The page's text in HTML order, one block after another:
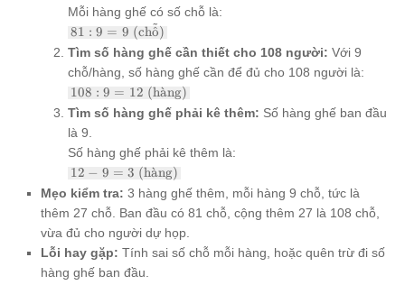
Mỗi hàng ghế có số chỗ là:
81 : 9
= 9
\text{
(chỗ)}
81 : 9 = 9 (cho
ˆ
˜)
Tìm số hàng ghế cần thiết cho 108 người: Với 9
chỗ/hàng, số hàng ghế cần để đủ cho 108 người là:
108 : 9
= 12
\text{
(hàng)}
108 : 9 = 12 (ha
ˋng)
Tìm số hàng ghế phải kê thêm: Số hàng ghế ban đầu
là 9.
Số hàng ghế phải kê thêm là:
12 - 9
= 3
\text{
(hàng)}
12 − 9 = 3 (ha
ˋng)
Mẹo kiểm tra: 3 hàng ghế thêm, mỗi hàng 9 chỗ, tức là
thêm 27 chỗ. Ban đầu có 81 chỗ, cộng thêm 27 là 108 chỗ,
vừa đủ cho người dự họp.
Lỗi hay gặp: Tính sai số chỗ mỗi hàng, hoặc quên trừ đi số
hàng ghế ban đầu.